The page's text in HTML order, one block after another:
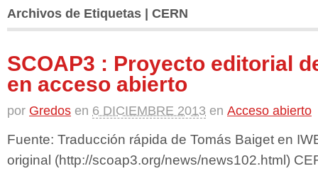
Archivos de Etiquetas | CERN
SCOAP3 : Proyecto editorial
en acceso abierto
por Gredos en 6 DICIEMBRE 2013 en Acceso abierto
Fuente: Traducción rápida de Tomás Baiget en
original (http://scoap3.org/news/news102.html)